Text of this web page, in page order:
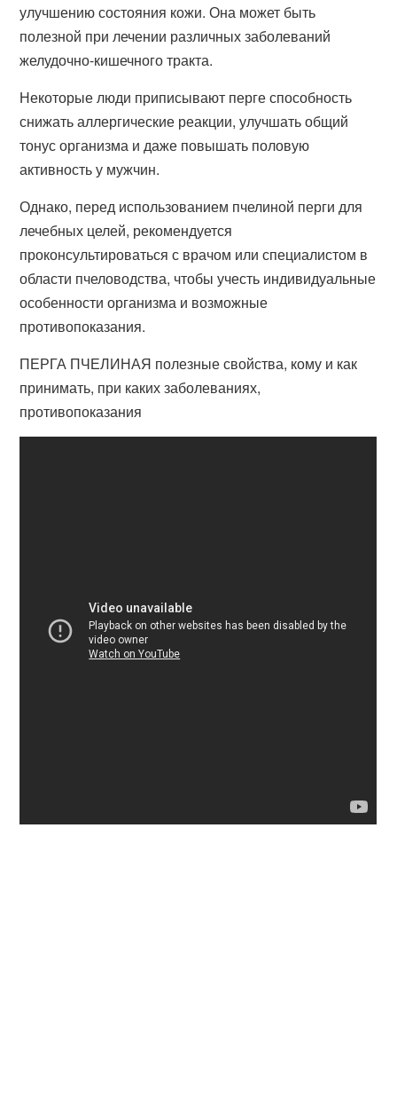
улучшению состояния кожи. Она может быть
полезной при лечении различных заболеваний
желудочно-кишечного тракта.
Некоторые люди приписывают перге способность
снижать аллергические реакции, улучшать общий
тонус организма и даже повышать половую
активность у мужчин.
Однако, перед использованием пчелиной перги для
лечебных целей, рекомендуется
проконсультироваться с врачом или специалистом в
области пчеловодства, чтобы учесть индивидуальные
особенности организма и возможные
противопоказания.
ПЕРГА ПЧЕЛИНАЯ полезные свойства, кому и как
принимать, при каких заболеваниях,
противопоказания